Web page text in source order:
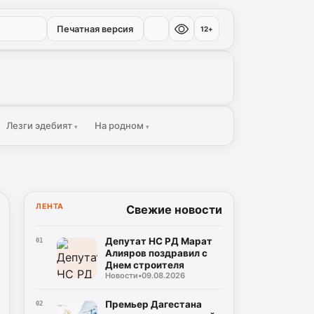
Печатная версия 12+
Лезги эдебият▾ На родном▾
ЛЕНТА Свежие новости
01
Депутат НС РД Марат
Алияров поздравил с
Днем строителя
Новости•09.08.2026
02
Премьер Дагестана